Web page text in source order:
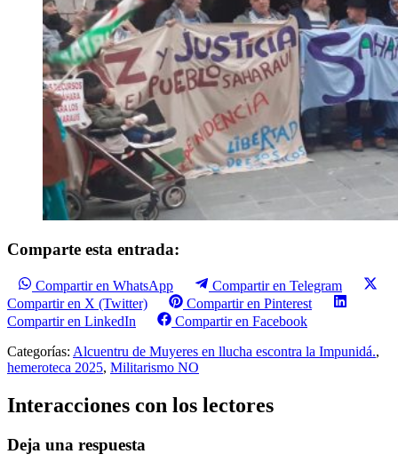
Comparte esta entrada:
Compartir en WhatsApp
Compartir en Telegram
Compartir en X (Twitter)
Compartir en Pinterest
Compartir en LinkedIn
Compartir en Facebook
Categorías: Alcuentru de Muyeres en llucha escontra la Impunidá.,
hemeroteca 2025, Militarismo NO
Interacciones con los lectores
Deja una respuesta